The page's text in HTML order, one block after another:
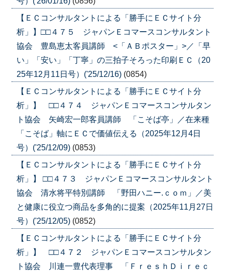
【ＥＣコンサルタントによる「勝手にＥＣサイト分
析」】□□４７５ ジャパンＥコマースコンサルタント
協会 豊島恵太客員講師 <「ＡＢポスター」>／「早
い」「安い」「丁寧」の三拍子そろった印刷ＥＣ（20
25年12月11日号）('25/12/16) (0854)
【ＥＣコンサルタントによる「勝手にＥＣサイト分
析」】 □□４７４ ジャパンＥコマースコンサルタン
ト協会 矢崎宏一郎客員講師 「こそば亭」／在来種
「こそば」軸にＥＣで価値伝える（2025年12月4日
号）('25/12/09) (0853)
【ＥＣコンサルタントによる「勝手にＥＣサイト分
析」】 □□４７３ ジャパンＥコマースコンサルタント
協会 清水将平特別講師 「野田ハニー.ｃｏｍ」／美
と健康に役立つ商品を多角的に提案（2025年11月27日
号）('25/12/05) (0852)
【ＥＣコンサルタントによる「勝手にＥＣサイト分
析」】 □□４７２ ジャパンＥコマースコンサルタン
ト協会 川連一豊代表理事 「ＦｒｅｓｈＤｉｒｅｃ